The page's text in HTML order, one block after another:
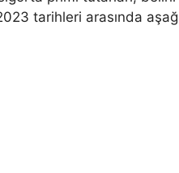
tarihleri arasında